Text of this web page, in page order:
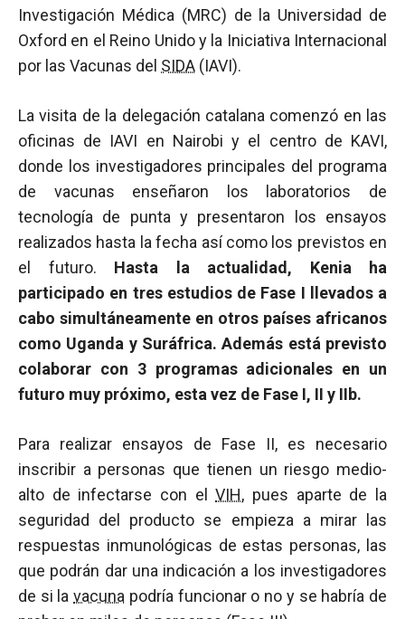
Investigación Médica (MRC) de la Universidad de
Oxford en el Reino Unido y la Iniciativa Internacional
por las Vacunas del SIDA (IAVI).
La visita de la delegación catalana comenzó en las
oficinas de IAVI en Nairobi y el centro de KAVI,
donde los investigadores principales del programa
de vacunas enseñaron los laboratorios de
tecnología de punta y presentaron los ensayos
realizados hasta la fecha así como los previstos en
el futuro. Hasta la actualidad, Kenia ha
participado en tres estudios de Fase I llevados a
cabo simultáneamente en otros países africanos
como Uganda y Suráfrica. Además está previsto
colaborar con 3 programas adicionales en un
futuro muy próximo, esta vez de Fase I, II y IIb.
Para realizar ensayos de Fase II, es necesario
inscribir a personas que tienen un riesgo medio-
alto de infectarse con elVIH, pues aparte de la
seguridad del producto se empieza a mirar las
respuestas inmunológicas de estas personas, las
que podrán dar una indicación a los investigadores
de si lavacuna podría funcionar o no y se habría de